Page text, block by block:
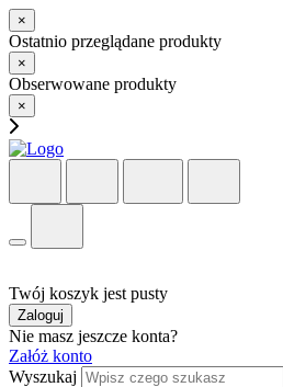
×
Ostatnio przeglądane produkty
×
Obserwowane produkty
×
Twój koszyk jest pusty
Zaloguj
Nie masz jeszcze konta?
Załóż konto
Wyszukaj